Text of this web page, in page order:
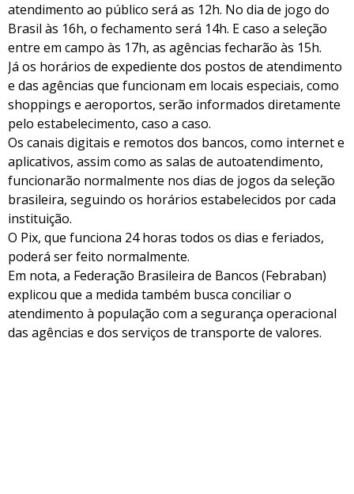
atendimento ao público será as 12h. No dia de jogo do
Brasil às 16h, o fechamento será 14h. E caso a seleção
entre em campo às 17h, as agências fecharão às 15h.
Já os horários de expediente dos postos de atendimento
e das agências que funcionam em locais especiais, como
shoppings e aeroportos, serão informados diretamente
pelo estabelecimento, caso a caso.
Os canais digitais e remotos dos bancos, como internet e
aplicativos, assim como as salas de autoatendimento,
funcionarão normalmente nos dias de jogos da seleção
brasileira, seguindo os horários estabelecidos por cada
instituição.
O Pix, que funciona 24 horas todos os dias e feriados,
poderá ser feito normalmente.
Em nota, a Federação Brasileira de Bancos (Febraban)
explicou que a medida também busca conciliar o
atendimento à população com a segurança operacional
das agências e dos serviços de transporte de valores.